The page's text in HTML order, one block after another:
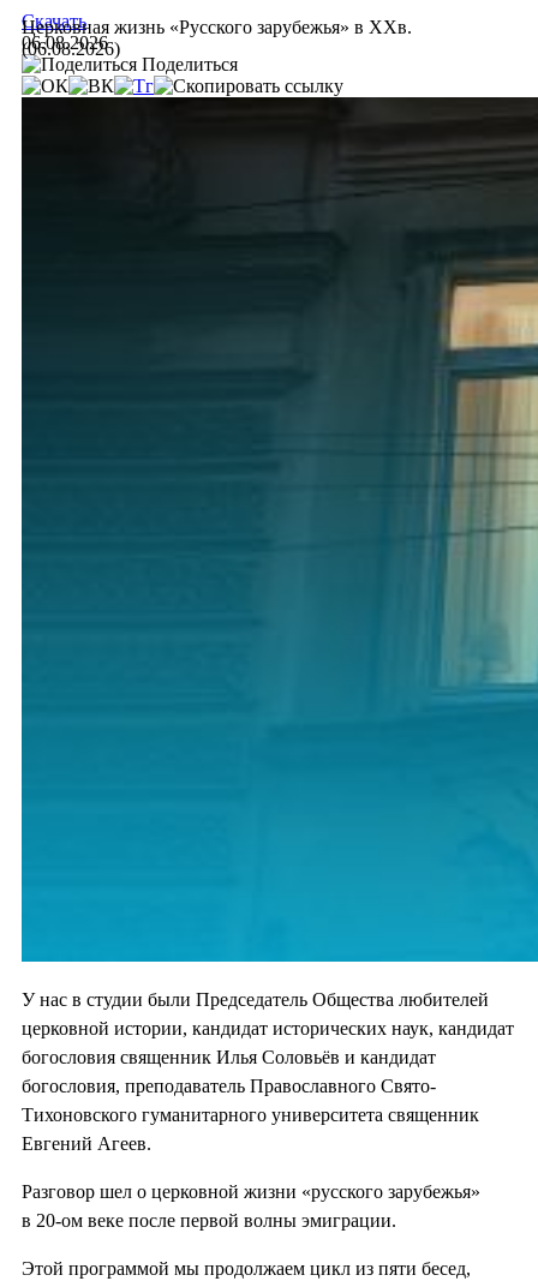
Церковная жизнь «Русского зарубежья» в ХХв.
(06.08.2026)
Скачать
06.08.2026
Поделиться
У нас в студии были Председатель Общества любителей
церковной истории, кандидат исторических наук, кандидат
богословия священник Илья Соловьёв и кандидат
богословия, преподаватель Православного Свято-
Тихоновского гуманитарного университета священник
Евгений Агеев.
Разговор шел о церковной жизни «русского зарубежья»
в 20-ом веке после первой волны эмиграции.
Этой программой мы продолжаем цикл из пяти бесед,